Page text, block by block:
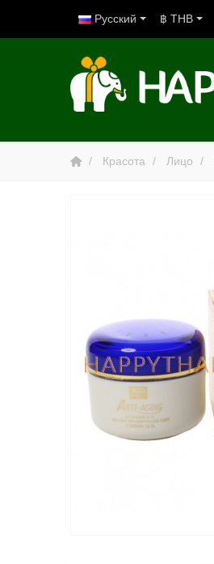
Русский ฿ THB
Красота Лицо